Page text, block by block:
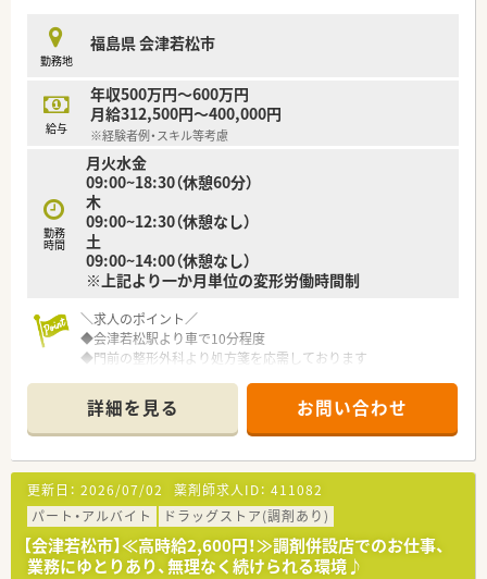
また、育児休暇取得率は90％以上でお仕事をプライベートの両
＼＼＼企業について／／／
福島県郡山市に本社をおき、福島県を中心とし多数店舗展開して
いる薬局です。
地域に根ざした店舗展開をベースに、地域医療に開かれた薬局作
りを目指しています。
同じエリアに複数店舗があることが多く、通勤範囲内でさまざま
な経験を積んでいただけます。
勤務地
福島県 会津若松市
給与
年収500万円～600万円
月給312,500円～400,000円
※経験者例・スキル等考慮
勤務
時間
月火水金
09:00~18:30（休憩60分）
木
09:00~12:30（休憩なし）
土
09:00~14:00（休憩なし）
※上記より一か月単位の変形労働時間制
＼求人のポイント／
◆会津若松駅より車で10分程度
◆門前の整形外科より処方箋を応需しております
【安心の教育体制】
新卒の方向けには、新入社員導入研修で約2週間集中して研修が
行われます。
その後フォロー研修やスキルアップ勉強会もございます。
※中途入社の方は、OJT研修として店舗の先輩社員から教えてい
ただきながら、業務を覚えていただきます！
社外研修として、ファーマシーセミナーや日本薬剤師会主催の研
修会・学術大会にご希望がある方はご参加いただけます。
詳細を見る お問い合わせ
更新日： 2026/07/02 薬剤師求人ID： 411082
パート・アルバイト
ドラッグストア(調剤あり)
【会津若松市】≪高時給2,600円！≫調剤併設店でのお仕事、
業務にゆとりあり、無理なく続けられる環境♪